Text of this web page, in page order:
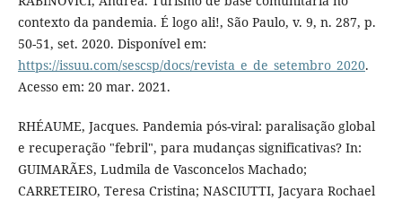
contexto da pandemia. É logo ali!, São Paulo, v. 9, n. 287, p.
50-51, set. 2020. Disponível em:
https://issuu.com/sescsp/docs/revista_e_de_setembro_2020.
Acesso em: 20 mar. 2021.
RHÉAUME, Jacques. Pandemia pós-viral: paralisação global
e recuperação "febril", para mudanças significativas? In:
GUIMARÃES, Ludmila de Vasconcelos Machado;
CARRETEIRO, Teresa Cristina; NASCIUTTI, Jacyara Rochael